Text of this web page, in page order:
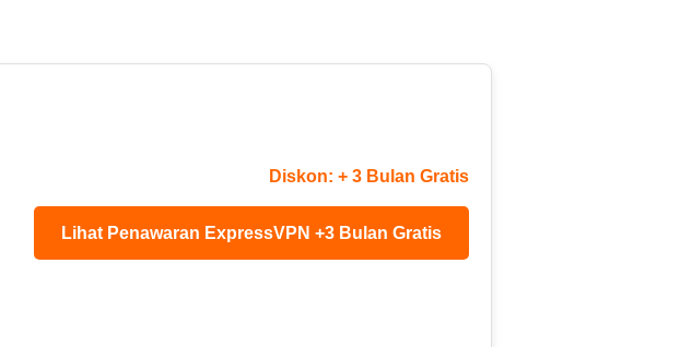
Diskon: + 3 Bulan Gratis
Lihat Penawaran ExpressVPN +3 Bulan Gratis